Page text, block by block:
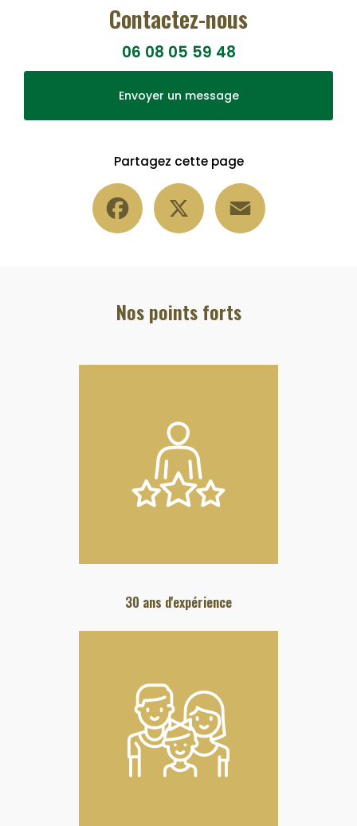
Contactez-nous
06 08 05 59 48
Envoyer un message
Partagez cette page
Facebook
Nos points forts
30 ans d'expérience